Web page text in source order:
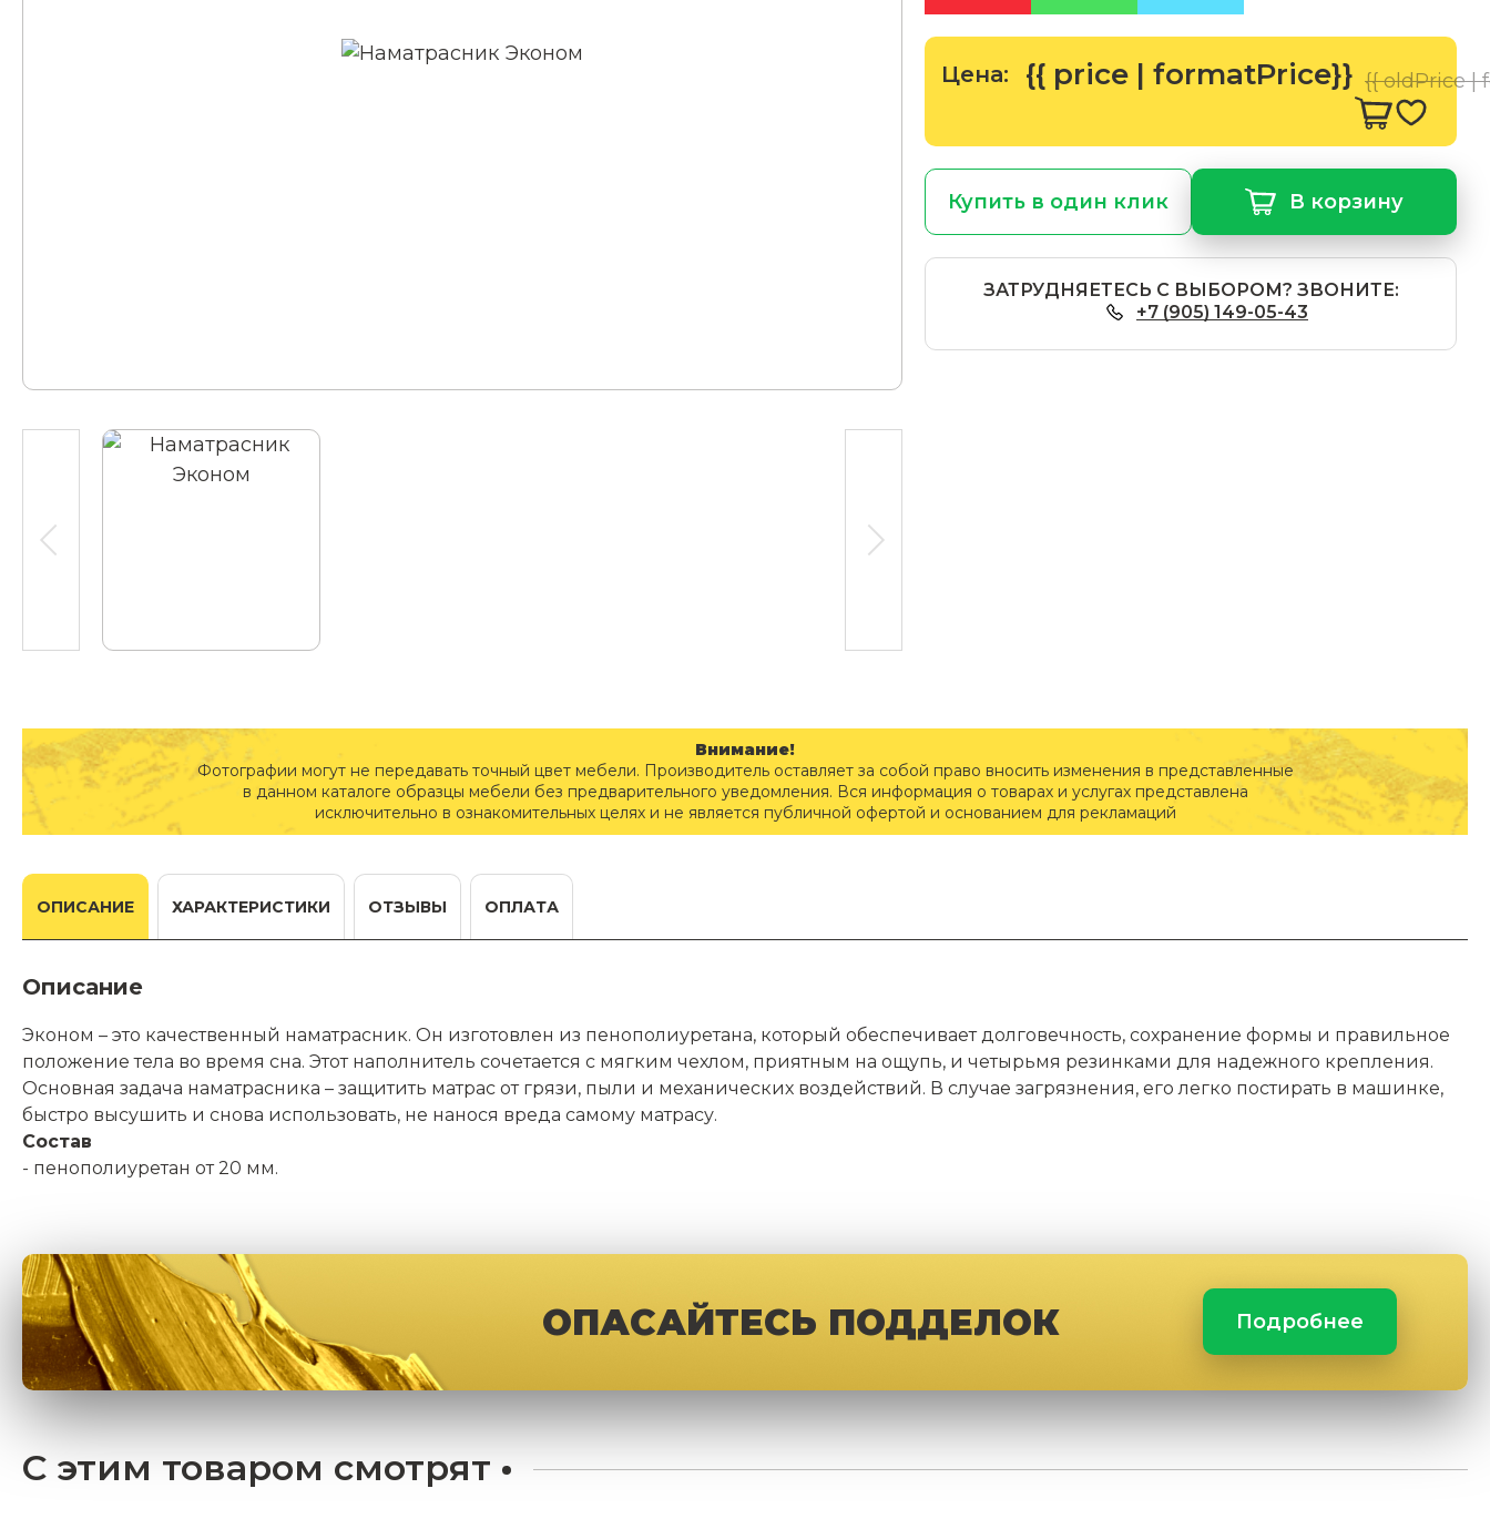
Цена: {{ price | formatPrice}} {{ oldPrice |
Купить в один клик В корзину
ЗАТРУДНЯЕТЕСЬ С ВЫБОРОМ? ЗВОНИТЕ:
+7 (905) 149-05-43
Внимание!
Фотографии могут не передавать точный цвет мебели. Производитель оставляет за собой право вносить изменения в представленные
в данном каталоге образцы мебели без предварительного уведомления. Вся информация о товарах и услугах представлена
исключительно в ознакомительных целях и не является публичной офертой и основанием для рекламаций
ОПИСАНИЕ ХАРАКТЕРИСТИКИ ОТЗЫВЫ ОПЛАТА
Описание
Эконом – это качественный наматрасник. Он изготовлен из пенополиуретана, который обеспечивает долговечность, сохранение формы и правильное
положение тела во время сна. Этот наполнитель сочетается с мягким чехлом, приятным на ощупь, и четырьмя резинками для надежного крепления.
Основная задача наматрасника – защитить матрас от грязи, пыли и механических воздействий. В случае загрязнения, его легко постирать в машинке,
быстро высушить и снова использовать, не нанося вреда самому матрасу.
Состав
- пенополиуретан от 20 мм.
ОПАСАЙТЕСЬ ПОДДЕЛОК Подробнее
С этим товаром смотрят